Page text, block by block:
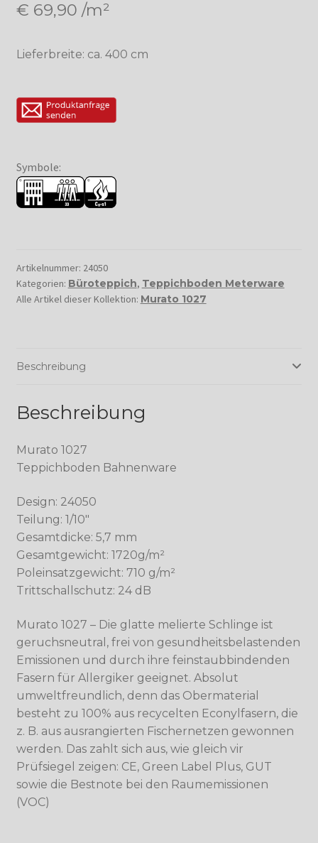
€ 69,90 /m²
Lieferbreite: ca. 400 cm
Symbole:
Artikelnummer: 24050
Kategorien: Büroteppich, Teppichboden Meterware
Alle Artikel dieser Kollektion: Murato 1027
Beschreibung
Beschreibung
Murato 1027
Teppichboden Bahnenware
Design: 24050
Teilung: 1/10″
Gesamtdicke: 5,7 mm
Gesamtgewicht: 1720g/m²
Poleinsatzgewicht: 710 g/m²
Trittschallschutz: 24 dB
Murato 1027 – Die glatte melierte Schlinge ist
geruchsneutral, frei von gesundheitsbelastenden
Emissionen und durch ihre feinstaubbindenden
Fasern für Allergiker geeignet. Absolut
umweltfreundlich, denn das Obermaterial
besteht zu 100% aus recycelten Econylfasern, die
z. B. aus ausrangierten Fischernetzen gewonnen
werden. Das zahlt sich aus, wie gleich vir
Prüfsiegel zeigen: CE, Green Label Plus, GUT
sowie die Bestnote bei den Raumemissionen
(VOC)